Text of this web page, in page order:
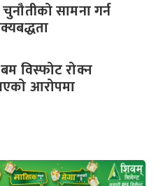
सामना गर्न
बम विस्फोट रोक्न
आरोपमा